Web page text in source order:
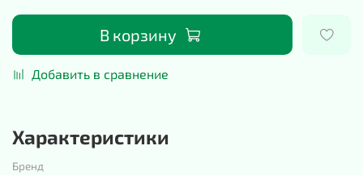
В корзину
Добавить в сравнение
Характеристики
Бренд